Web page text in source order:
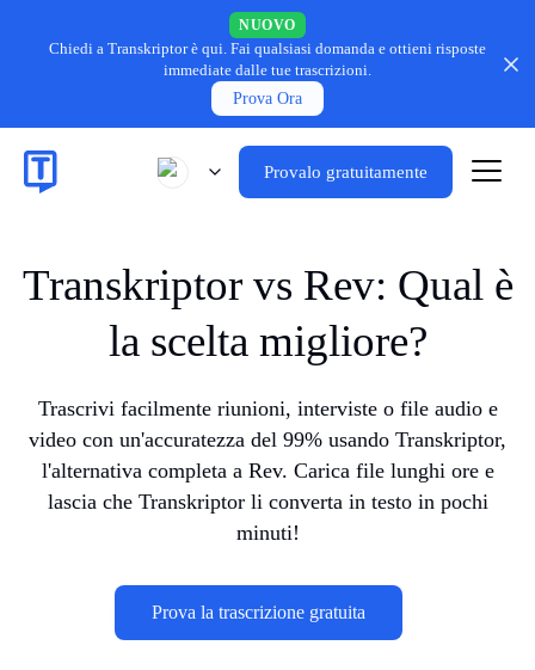
NUOVO
Chiedi a Transkriptor è qui. Fai qualsiasi domanda e ottieni risposte
immediate dalle tue trascrizioni.
Prova Ora
Provalo gratuitamente
Transkriptor vs Rev: Qual è
la scelta migliore?
Trascrivi facilmente riunioni, interviste o file audio e
video con un'accuratezza del 99% usando Transkriptor,
l'alternativa completa a Rev. Carica file lunghi ore e
lascia che Transkriptor li converta in testo in pochi
minuti!
Prova la trascrizione gratuita